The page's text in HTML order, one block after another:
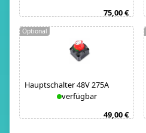
75,00 €
Hauptschalter 48V 275A
verfügbar
49,00 €
Optional